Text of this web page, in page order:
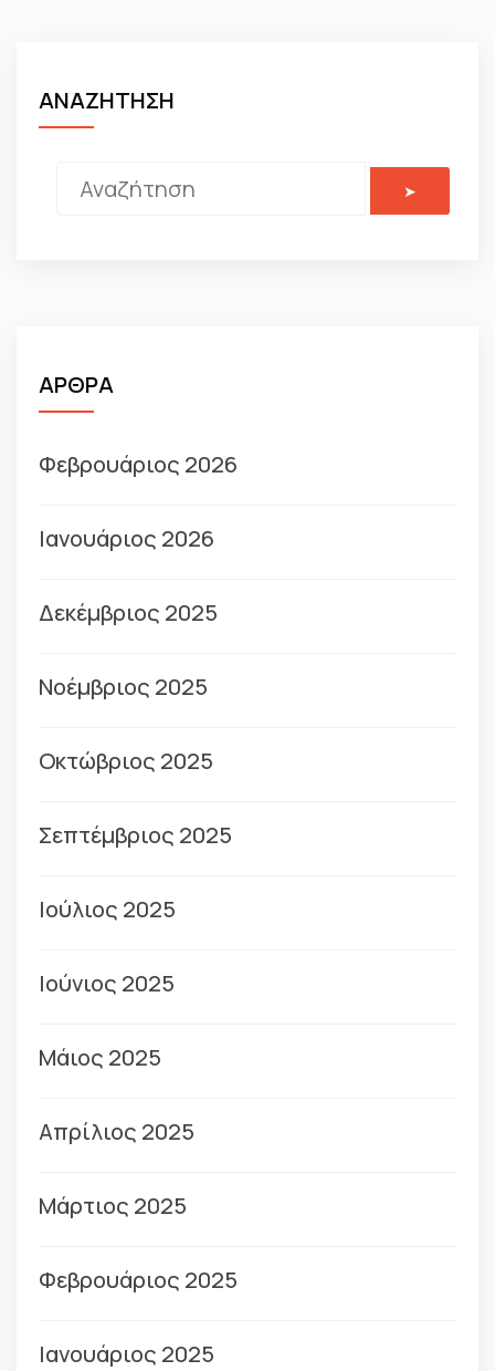
ΑΝΑΖΗΤΗΣΗ
ΑΡΘΡΑ
Φεβρουάριος 2026
Ιανουάριος 2026
Δεκέμβριος 2025
Νοέμβριος 2025
Οκτώβριος 2025
Σεπτέμβριος 2025
Ιούλιος 2025
Ιούνιος 2025
Μάιος 2025
Απρίλιος 2025
Μάρτιος 2025
Φεβρουάριος 2025
Ιανουάριος 2025